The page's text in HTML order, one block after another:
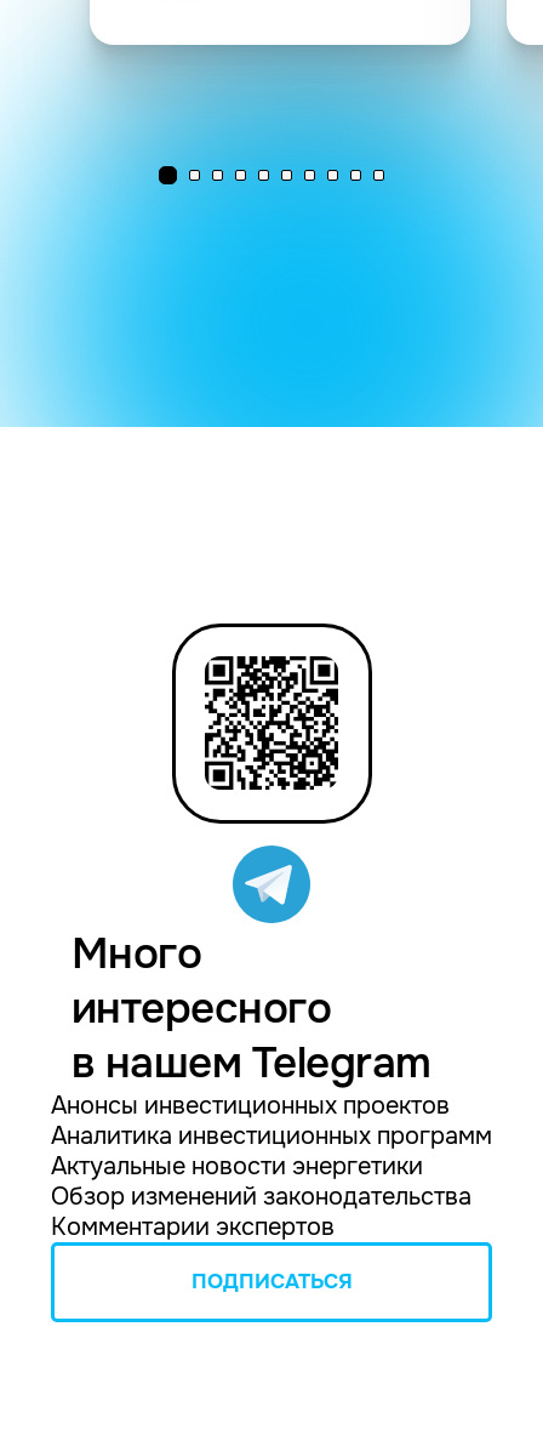
Много
интересного
в нашем Telegram
Анонсы инвестиционных проектов
Аналитика инвестиционных программ
Актуальные новости энергетики
Обзор изменений законодательства
Комментарии экспертов
ПОДПИСАТЬСЯ